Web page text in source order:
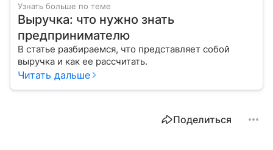
Узнать больше по теме
Выручка: что нужно знать
предпринимателю
В статье разбираемся, что представляет собой
выручка и как ее рассчитать.
Читать дальше
Поделиться